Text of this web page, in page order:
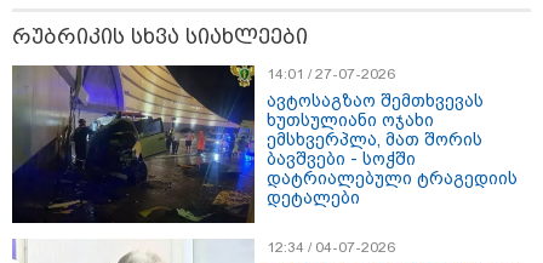
წვეულება: ახალი დეტალები
12:56 / 06-08-2026
70 წელზე მეტი ხნის შემდეგ
პირველად, ყაზახეთში ვეფხვი
ველურ ბუნებაში გაუშვეს -
ქვეყნდება კადრები
14:09 / 06-08-2026
რუბრიკის სხვა სიახლეები
14:01 / 27-07-2026
ავტოსაგზაო შემთხვევას
ხუთსულიანი ოჯახი
ემსხვერპლა, მათ შორის
ბავშვები - სოჭში
დატრიალებული ტრაგედიის
დეტალები
12:34 / 04-07-2026